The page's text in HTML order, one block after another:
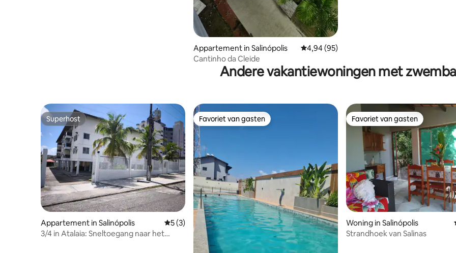
Appartement in Salinópolis Gemiddelde beoordeling van 4,94 uit 5, 95
4,94 (95)
Cantinho da Cleide
Andere vakantiewoningen met
Superhost
Superhost
Appartement in Salinópolis Gemiddelde beoordeling van 5 uit 5, 3 recensies
5 (3)
3/4 in Atalaia: Sneltoegang naar het
Favoriet van gasten
Favoriet van gasten Favoriet van gasten
Favoriet van gasten
Woning in Salinópolis
Strandhoek van Salinas